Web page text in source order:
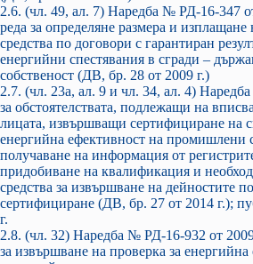
2.6. (чл. 49, ал. 7) Наредба № РД-16-347
реда за определяне размера и
средства по договори с гарантиран
енергийни спестявания в сгради –
собственост (ДВ, бр. 28 от 2009 г.)
2.7. (чл. 23а, ал. 9 и чл. 34, ал. 4)
за обстоятелствата, подлежащи на
лицата, извършващи сертифициране на
енергийна ефективност на промишлени
получаване на информация от
придобиване на квалификация и
средства за извършване на дейностите
сертифициране (ДВ, бр. 27 от 2014 г.);
г.
2.8. (чл. 32) Наредба № РД-16-932 от 2009
за извършване на проверка за